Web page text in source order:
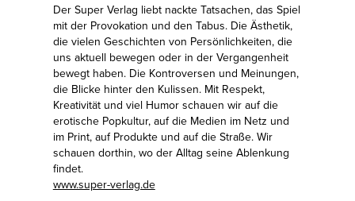
Der Super Verlag liebt nackte Tatsachen, das Spiel
mit der Provokation und den Tabus. Die Ästhetik,
die vielen Geschichten von Persönlichkeiten, die
uns aktuell bewegen oder in der Vergangenheit
bewegt haben. Die Kontroversen und Meinungen,
die Blicke hinter den Kulissen. Mit Respekt,
Kreativität und viel Humor schauen wir auf die
erotische Popkultur, auf die Medien im Netz und
im Print, auf Produkte und auf die Straße. Wir
schauen dorthin, wo der Alltag seine Ablenkung
findet.
www.super-verlag.de